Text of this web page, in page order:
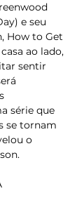
e seu
How to Get
ao lado,
sentir
série que
se tornam
o